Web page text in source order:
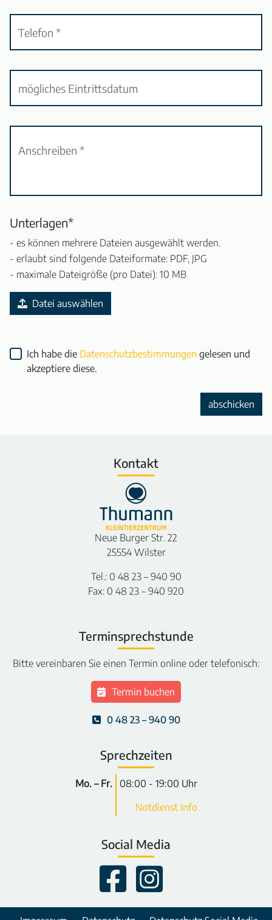
Unterlagen*
- es können mehrere Dateien ausgewählt werden.
- erlaubt sind folgende Dateiformate: PDF, JPG
- maximale Dateigröße (pro Datei): 10 MB
Datei auswählen
Ich habe die Datenschutzbestimmungen gelesen und
akzeptiere diese.
abschicken
Kontakt
Neue Burger Str. 22
25554 Wilster
Tel.: 0 48 23 – 940 90
Fax: 0 48 23 – 940 920
Sprechzeiten
Mo. – Fr.
08:00 - 19:00 Uhr
Notdienst Info
Terminsprechstunde
Bitte vereinbaren Sie einen Termin online oder telefonisch:
Termin buchen
0 48 23 – 940 90
Social Media